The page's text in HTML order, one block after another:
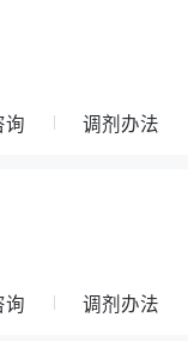
询 调剂办法
询 调剂办法